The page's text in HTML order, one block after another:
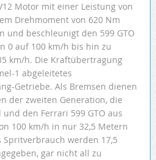
Motor mit einer Leistung von
Drehmoment von 620 Nm
und beschleunigt den 599 GTO
0 auf 100 km/h bis hin zu
km/h. Die Kraftübertragung
1 abgeleitetes
Getriebe. Als Bremsen dienen
der zweiten Generation, die
den Ferrari 599 GTO aus
100 km/h in nur 32,5 Metern
werden 17,5
gar nicht all zu